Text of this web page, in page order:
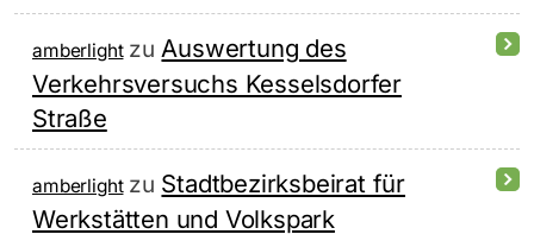
amberlightzuAuswertung des
Verkehrsversuchs Kesselsdorfer
Straße
amberlightzu Stadtbezirksbeirat für
Werkstätten und Volkspark